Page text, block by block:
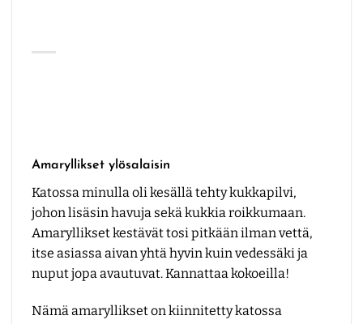
Amaryllikset ylösalaisin
Katossa minulla oli kesällä tehty kukkapilvi,
johon lisäsin havuja sekä kukkia roikkumaan.
Amaryllikset kestävät tosi pitkään ilman vettä,
itse asiassa aivan yhtä hyvin kuin vedessäki ja
nuput jopa avautuvat. Kannattaa kokoeilla!
Nämä amaryllikset on kiinnitetty katossa